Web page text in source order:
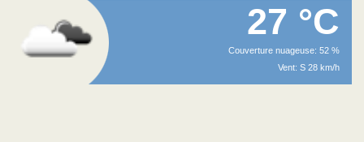
27 °C
Couverture nuageuse: 52 %
Vent: S 28 km/h